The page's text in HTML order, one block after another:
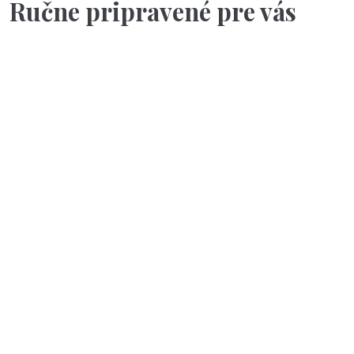
Ručne pripravené pre vás